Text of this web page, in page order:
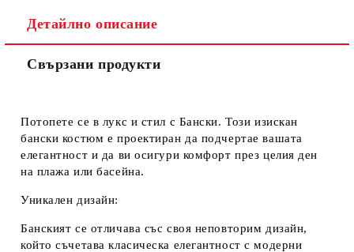
Детайлно описание
Свързани продукти
Потопете се в лукс и стил с Бански.Този изискан
бански костюм е проектиран да подчертае вашата
елегантност и да ви осигури комфорт през целия ден
на плажа или басейна.
Уникален дизайн:
Банският се отличава със своя неповторим дизайн,
който съчетава класическа елегантност с модерни